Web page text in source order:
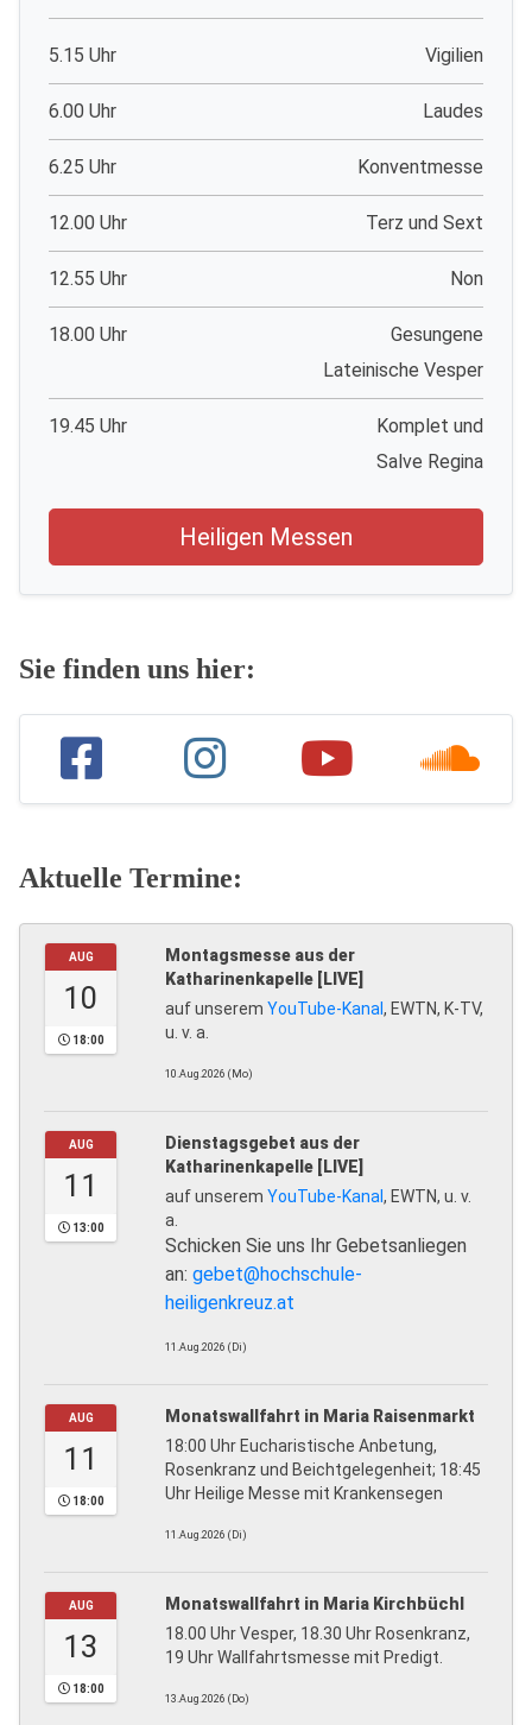
5.15 Uhr Vigilien
6.00 Uhr Laudes
6.25 Uhr Konventmesse
12.00 Uhr Terz und Sext
12.55 Uhr Non
18.00 Uhr
Gesungene
Lateinische Vesper
19.45 Uhr
Komplet und
Salve Regina
Heiligen Messen
Sie finden uns hier:
Aktuelle Termine:
AUG
10
18:00
Montagsmesse aus der
Katharinenkapelle [LIVE]
auf unserem YouTube-Kanal, EWTN, K-TV,
u. v. a.
10.Aug.2026 (Mo)
AUG
11
13:00
Dienstagsgebet aus der
Katharinenkapelle [LIVE]
auf unserem YouTube-Kanal, EWTN, u. v.
a.
Schicken Sie uns Ihr Gebetsanliegen
an: gebet@hochschule-
heiligenkreuz.at
11.Aug.2026 (Di)
AUG
11
18:00
Monatswallfahrt in Maria Raisenmarkt
18:00 Uhr Eucharistische Anbetung,
Rosenkranz und Beichtgelegenheit; 18:45
Uhr Heilige Messe mit Krankensegen
11.Aug.2026 (Di)
AUG
13
18:00
Monatswallfahrt in Maria Kirchbüchl
18.00 Uhr Vesper, 18.30 Uhr Rosenkranz,
19 Uhr Wallfahrtsmesse mit Predigt.
13.Aug.2026 (Do)